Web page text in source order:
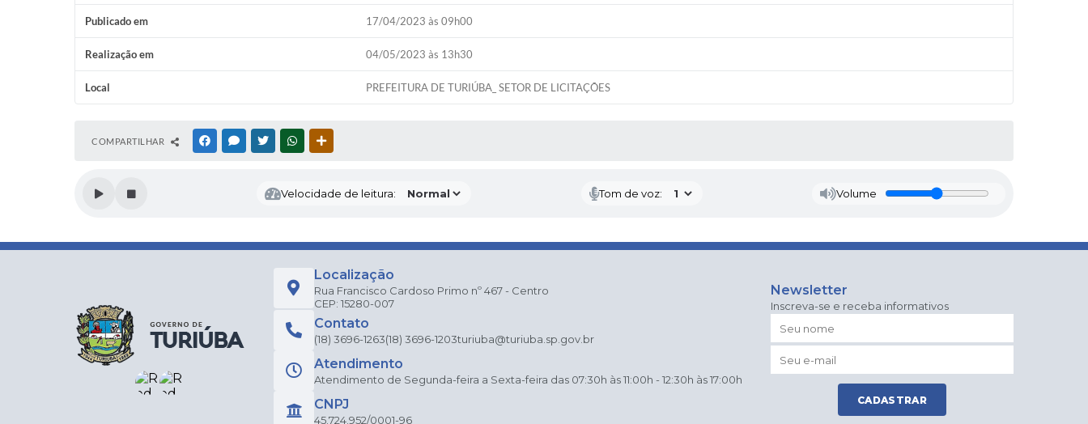
Publicado em 17/04/2023 às 09h00
Realização em 04/05/2023 às 13h30
Local PREFEITURA DE TURIÚBA_ SETOR DE LICITAÇÕES
COMPARTILHAR FACEBOOKMESSENGER
TWITTERWHATSAPP
Velocidade de leitura: Tom de voz: Volume
Localização
Rua Francisco Cardoso Primo nº 467 - Centro
CEP: 15280-007
Contato
(18) 3696-1263(18) 3696-1203turiuba@turiuba.sp.gov.br
Atendimento
Atendimento de Segunda-feira a Sexta-feira das 07:30h às 11:00h - 12:30h às 17:00h
CNPJ
45.724.952/0001-96
Newsletter
Inscreva-se e receba informativos
CADASTRAR